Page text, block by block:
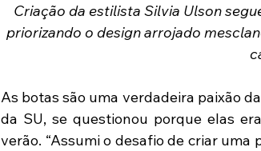
Criação da estilista Silvia Ulson
priorizando o design arrojado
As botas são uma verdadeira paixão
da SU, se questionou porque elas
verão. “Assumi o desafio de criar